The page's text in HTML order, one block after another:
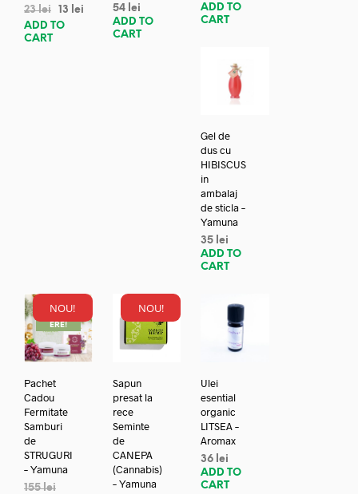
23lei 13
lei
ADD TO
CART
54 lei
ADD TO
CART
ADD TO
CART
Gel de
dus cu
HIBISCUS
in
ambalaj
de sticla –
Yamuna
35 lei
ADD TO
CART
NOU!
REDUC
ERE!
Pachet
Cadou
Fermitate
Samburi
de
STRUGURI
– Yamuna
155lei
NOU!
Sapun
presat la
rece
Seminte
de
CANEPA
(Cannabis)
– Yamuna
Ulei
esential
organic
LITSEA –
Aromax
36 lei
ADD TO
CART